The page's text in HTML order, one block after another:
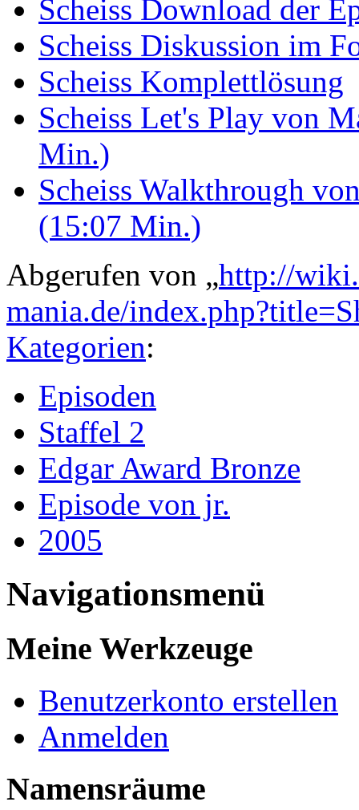
Scheiss Download der
Scheiss Diskussion im
Scheiss Komplettlösung
Scheiss Let's Play von
Min.)
Scheiss Walkthrough
(15:07 Min.)
Abgerufen von „http://
mania.de/
Kategorien:
Episoden
Staffel 2
Edgar Award Bronze
Episode von jr.
2005
Navigationsmenü
Meine Werkzeuge
Benutzerkonto erstellen
Anmelden
Namensräume